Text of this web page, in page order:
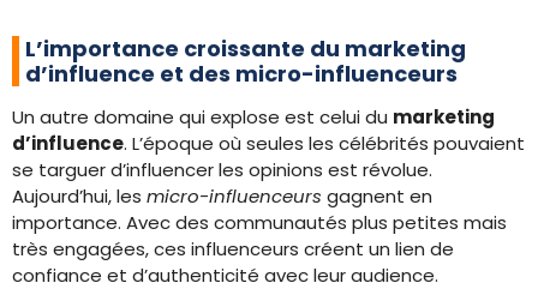
L’importance croissante du marketing
d’influence et des micro-influenceurs
Un autre domaine qui explose est celui du marketing
d’influence. L’époque où seules les célébrités pouvaient
se targuer d’influencer les opinions est révolue.
Aujourd’hui, les micro-influenceurs gagnent en
importance. Avec des communautés plus petites mais
très engagées, ces influenceurs créent un lien de
confiance et d’authenticité avec leur audience.